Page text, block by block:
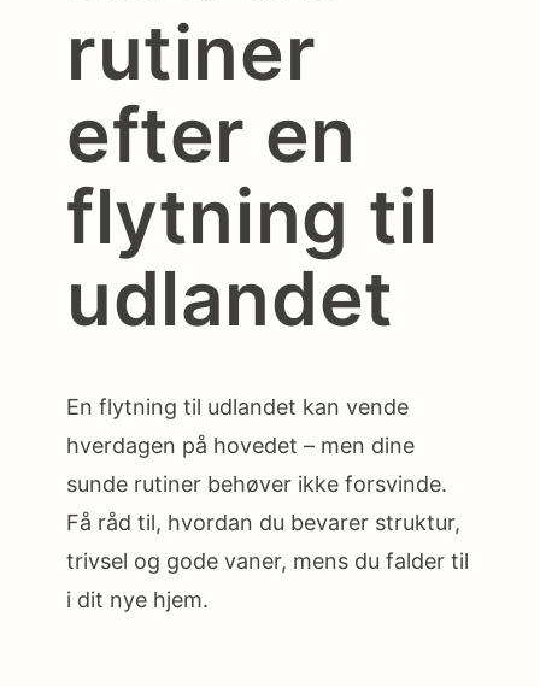
rutiner
efter en
flytning til
udlandet
En flytning til udlandet kan vende
hverdagen på hovedet – men dine
sunde rutiner behøver ikke forsvinde.
Få råd til, hvordan du bevarer struktur,
trivsel og gode vaner, mens du falder til
i dit nye hjem.